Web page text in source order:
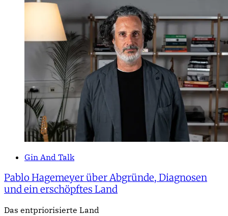
Gin And Talk
Pablo Hagemeyer über Abgründe, Diagnosen
und ein erschöpftes Land
Das entpriorisierte Land